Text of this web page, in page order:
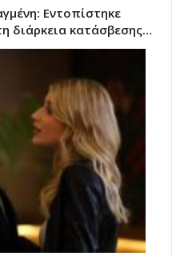
Εντοπίστηκε
διάρκεια κατάσβεσης…